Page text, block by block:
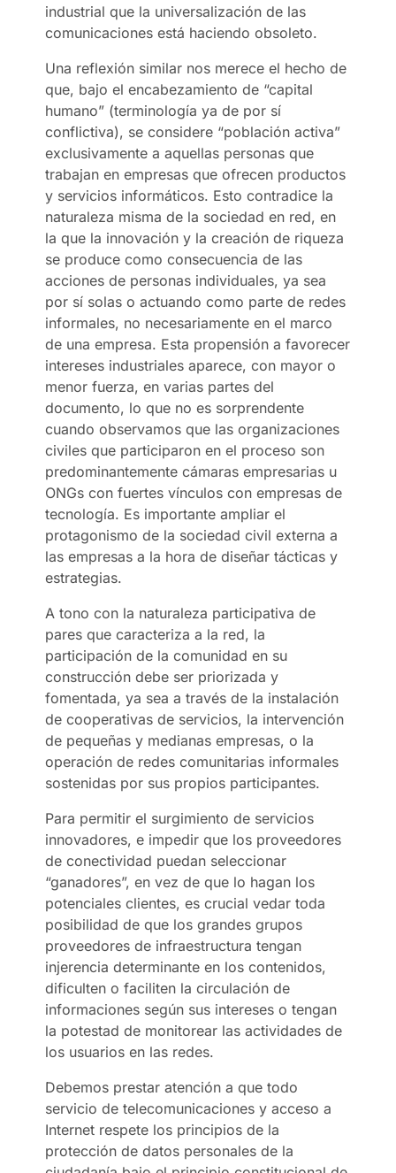
industrial que la universalización de las
comunicaciones está haciendo obsoleto.
Una reflexión similar nos merece el hecho de
que, bajo el encabezamiento de “capital
humano” (terminología ya de por sí
conflictiva), se considere “población activa”
exclusivamente a aquellas personas que
trabajan en empresas que ofrecen productos
y servicios informáticos. Esto contradice la
naturaleza misma de la sociedad en red, en
la que la innovación y la creación de riqueza
se produce como consecuencia de las
acciones de personas individuales, ya sea
por sí solas o actuando como parte de redes
informales, no necesariamente en el marco
de una empresa. Esta propensión a favorecer
intereses industriales aparece, con mayor o
menor fuerza, en varias partes del
documento, lo que no es sorprendente
cuando observamos que las organizaciones
civiles que participaron en el proceso son
predominantemente cámaras empresarias u
ONGs con fuertes vínculos con empresas de
tecnología. Es importante ampliar el
protagonismo de la sociedad civil externa a
las empresas a la hora de diseñar tácticas y
estrategias.
A tono con la naturaleza participativa de
pares que caracteriza a la red, la
participación de la comunidad en su
construcción debe ser priorizada y
fomentada, ya sea a través de la instalación
de cooperativas de servicios, la intervención
de pequeñas y medianas empresas, o la
operación de redes comunitarias informales
sostenidas por sus propios participantes.
Para permitir el surgimiento de servicios
innovadores, e impedir que los proveedores
de conectividad puedan seleccionar
“ganadores”, en vez de que lo hagan los
potenciales clientes, es crucial vedar toda
posibilidad de que los grandes grupos
proveedores de infraestructura tengan
injerencia determinante en los contenidos,
dificulten o faciliten la circulación de
informaciones según sus intereses o tengan
la potestad de monitorear las actividades de
los usuarios en las redes.
Debemos prestar atención a que todo
servicio de telecomunicaciones y acceso a
Internet respete los principios de la
protección de datos personales de la